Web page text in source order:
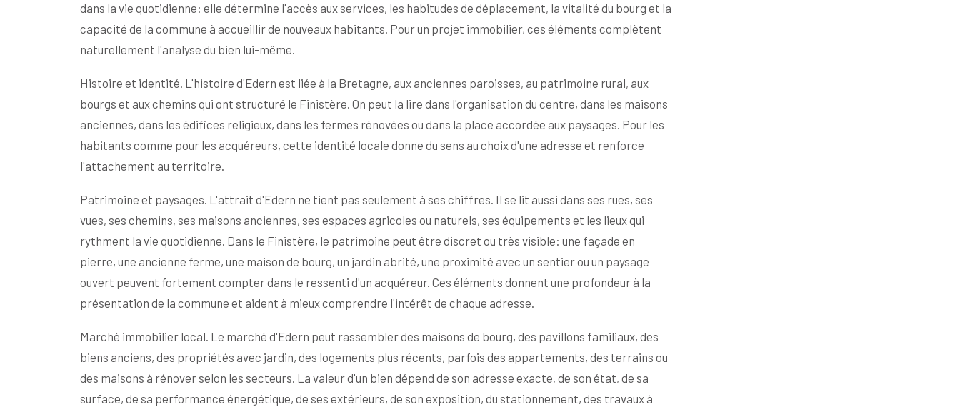
dans la vie quotidienne: elle détermine l'accès aux services, les habitudes de déplacement, la vitalité du bourg et la
capacité de la commune à accueillir de nouveaux habitants. Pour un projet immobilier, ces éléments complètent
naturellement l'analyse du bien lui-même.
Histoire et identité. L'histoire d'Edern est liée à la Bretagne, aux anciennes paroisses, au patrimoine rural, aux
bourgs et aux chemins qui ont structuré le Finistère. On peut la lire dans l'organisation du centre, dans les maisons
anciennes, dans les édifices religieux, dans les fermes rénovées ou dans la place accordée aux paysages. Pour les
habitants comme pour les acquéreurs, cette identité locale donne du sens au choix d'une adresse et renforce
l'attachement au territoire.
Patrimoine et paysages. L'attrait d'Edern ne tient pas seulement à ses chiffres. Il se lit aussi dans ses rues, ses
vues, ses chemins, ses maisons anciennes, ses espaces agricoles ou naturels, ses équipements et les lieux qui
rythment la vie quotidienne. Dans le Finistère, le patrimoine peut être discret ou très visible: une façade en
pierre, une ancienne ferme, une maison de bourg, un jardin abrité, une proximité avec un sentier ou un paysage
ouvert peuvent fortement compter dans le ressenti d'un acquéreur. Ces éléments donnent une profondeur à la
présentation de la commune et aident à mieux comprendre l'intérêt de chaque adresse.
Marché immobilier local. Le marché d'Edern peut rassembler des maisons de bourg, des pavillons familiaux, des
biens anciens, des propriétés avec jardin, des logements plus récents, parfois des appartements, des terrains ou
des maisons à rénover selon les secteurs. La valeur d'un bien dépend de son adresse exacte, de son état, de sa
surface, de sa performance énergétique, de ses extérieurs, de son exposition, du stationnement, des travaux à